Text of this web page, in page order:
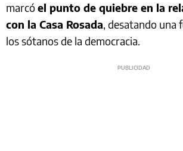
marcóel punto de quiebre en la
con la Casa Rosada, desatando una
los sótanos de la democracia.